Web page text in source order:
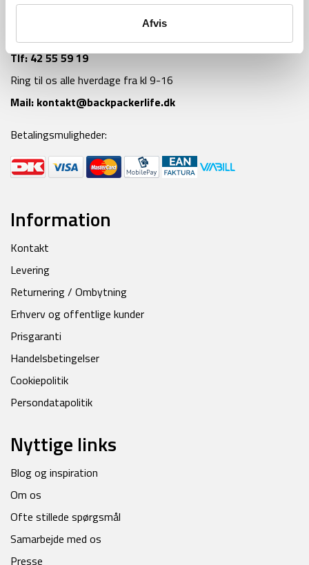
Afvis
Tlf:42 55 59 19
Ring til os alle hverdage fra kl 9-16
Mail: kontakt@backpackerlife.dk
Betalingsmuligheder:
Information
Kontakt
Levering
Returnering / Ombytning
Erhverv og offentlige kunder
Prisgaranti
Handelsbetingelser
Cookiepolitik
Persondatapolitik
Nyttige links
Blog og inspiration
Om os
Ofte stillede spørgsmål
Samarbejde med os
Presse